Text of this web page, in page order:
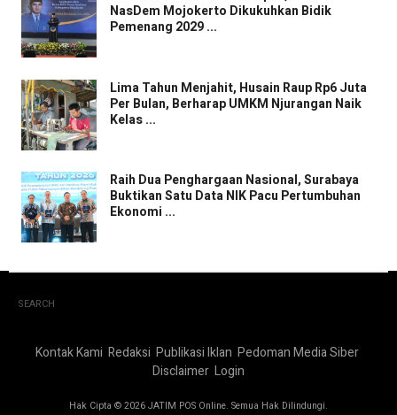
NasDem Mojokerto Dikukuhkan Bidik
Pemenang 2029 ...
Lima Tahun Menjahit, Husain Raup Rp6 Juta
Per Bulan, Berharap UMKM Njurangan Naik
Kelas ...
Raih Dua Penghargaan Nasional, Surabaya
Buktikan Satu Data NIK Pacu Pertumbuhan
Ekonomi ...
SEARCH
Kontak Kami Redaksi Publikasi Iklan Pedoman Media Siber
Disclaimer Login
Hak Cipta © 2026 JATIM POS Online. Semua Hak Dilindungi.